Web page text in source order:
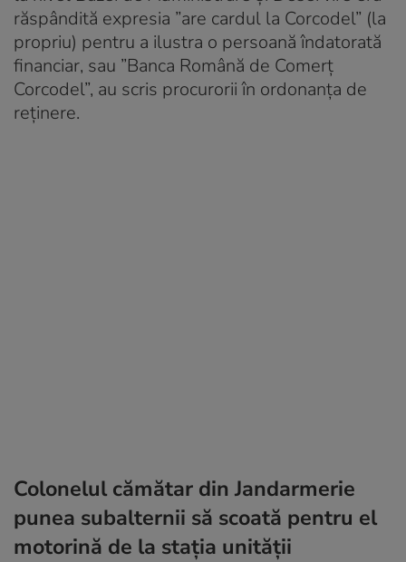
răspândită expresia ”are cardul la Corcodel” (la
propriu) pentru a ilustra o persoană îndatorată
financiar, sau ”Banca Română de Comerț
Corcodel”, au scris procurorii în ordonanța de
reținere.
Colonelul cămătar din Jandarmerie
punea subalternii să scoată pentru el
motorină de la stația unității